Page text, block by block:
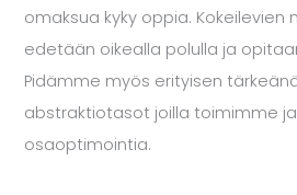
omaksua kyky oppia. Kokeilevien
edetään oikealla polulla ja
Pidämme myös erityisen
abstraktiotasot joilla toimimme
osaoptimointia.